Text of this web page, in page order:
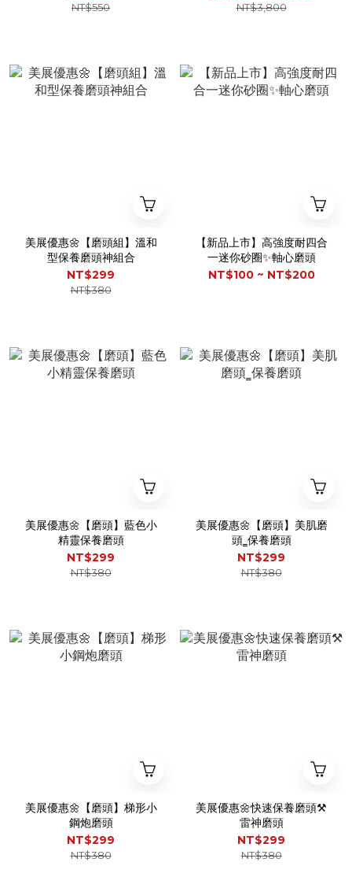
NT$550 NT$3,800
美展優惠🌼【磨頭組】溫和
型保養磨頭神組合
NT$299
NT$380
【新品上市】高強度耐四合
一迷你砂圈✨軸心磨頭
NT$100 ~ NT$200
美展優惠🌼【磨頭】藍色小
精靈保養磨頭
NT$299
NT$380
美展優惠🌼【磨頭】美肌磨
頭‗保養磨頭
NT$299
NT$380
美展優惠🌼【磨頭】梯形小
鋼炮磨頭
NT$299
NT$380
美展優惠🌼快速保養磨頭⚒️
雷神磨頭
NT$299
NT$380